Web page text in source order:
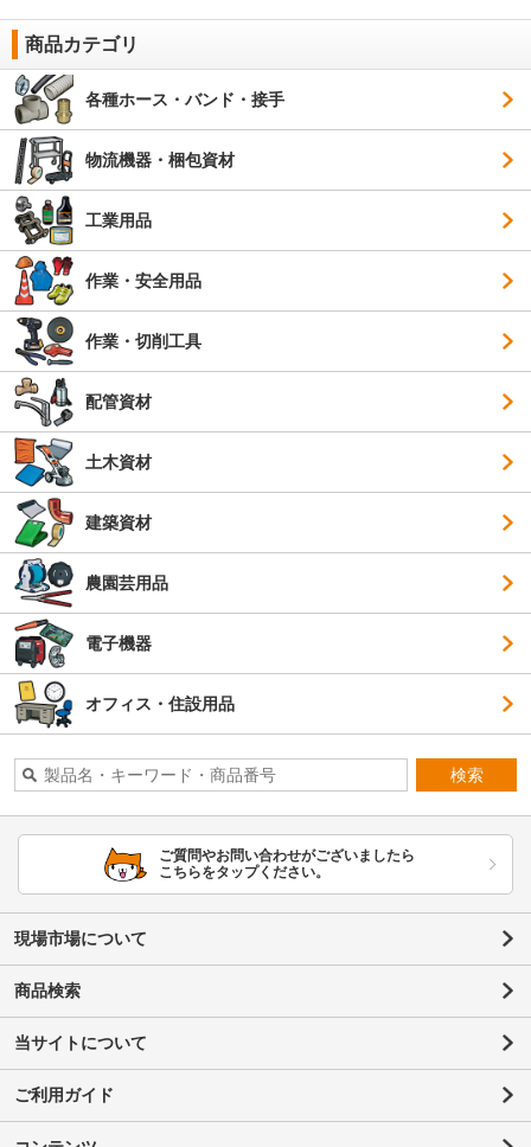
商品カテゴリ
各種ホース・バンド・接手
物流機器・梱包資材
工業用品
作業・安全用品
作業・切削工具
配管資材
土木資材
建築資材
農園芸用品
電子機器
オフィス・住設用品
検索
ご質問やお問い合わせがございましたら
こちらをタップください。
現場市場について
商品検索
当サイトについて
ご利用ガイド